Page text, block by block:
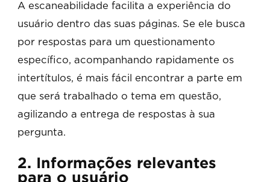
A escaneabilidade facilita a experiência do
usuário dentro das suas páginas. Se ele busca
por respostas para um questionamento
específico, acompanhando rapidamente os
intertítulos, é mais fácil encontrar a parte em
que será trabalhado o tema em questão,
agilizando a entrega de respostas à sua
pergunta.
2. Informações relevantes
para o usuário